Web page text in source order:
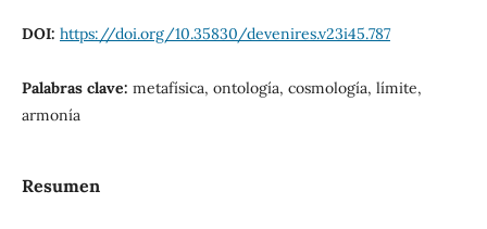
DOI: https://doi.org/10.35830/devenires.v23i45.787
Palabras clave: metafísica, ontología, cosmología, límite,
armonía
Resumen